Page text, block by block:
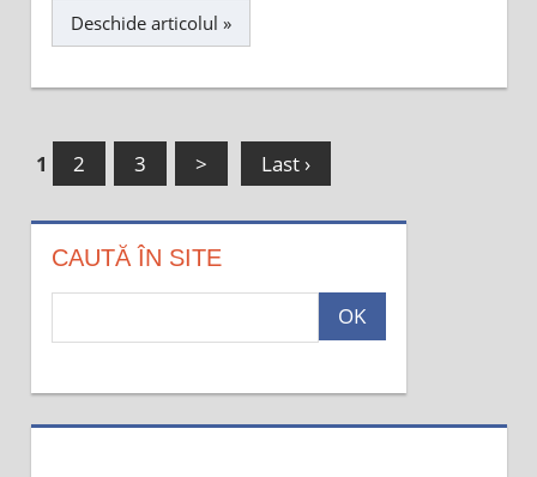
Deschide articolul »
1 2 3 > Last ›
CAUTĂ ÎN SITE
t